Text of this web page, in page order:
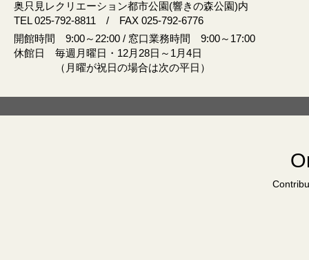
奥只見レクリエーション都市公園(響きの森公園)内
TEL 025-792-8811 / FAX 025-792-6776
開館時間 9:00～22:00 / 窓口業務時間 9:00～17:00
休館日 毎週月曜日・12月28日～1月4日
（月曜が祝日の場合は次の平日）